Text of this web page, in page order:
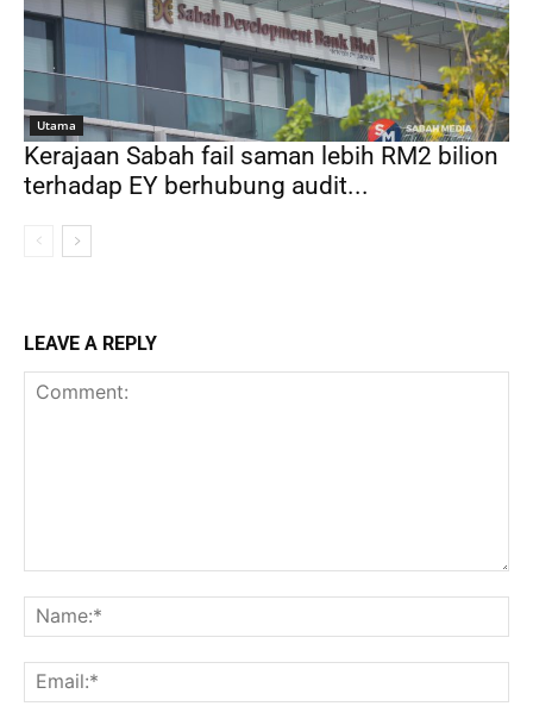
Utama
Kerajaan Sabah fail saman lebih RM2 bilion
terhadap EY berhubung audit...
LEAVE A REPLY